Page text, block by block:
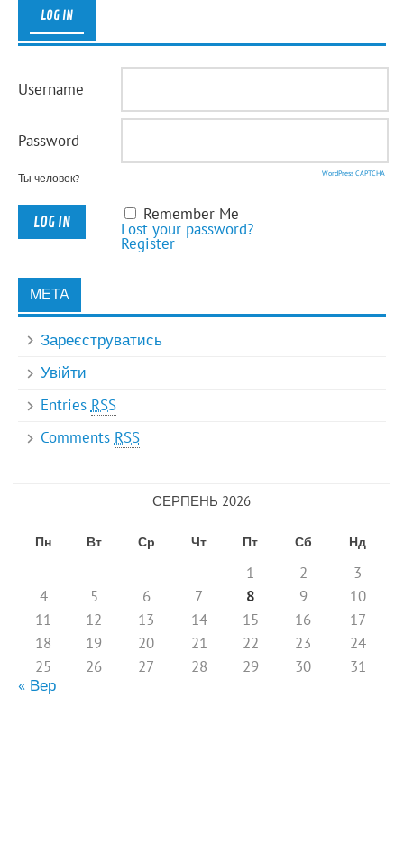
LOG IN
Username
Password
Ты человек? WordPress CAPTCHA
Remember Me
Lost your password?
Register
МЕТА
Зареєструватись
Увійти
Entries RSS
Comments RSS
СЕРПЕНЬ 2026
Пн Вт Ср Чт Пт Сб Нд
1 2
3
4
5 6 7 8 9
10
11
12 13 14 15 16
17
18
19 20 21 22 23
24
25
26 27 28 29 30
31
« Вер